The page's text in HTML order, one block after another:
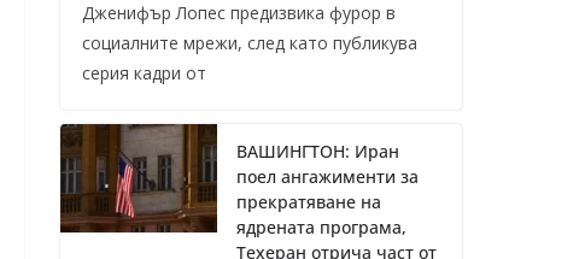
Дженифър Лопес предизвика фурор в
социалните мрежи, след като публикува
серия кадри от
ВАШИНГТОН: Иран
поел ангажименти за
прекратяване на
ядрената програма,
Техеран отрича част от